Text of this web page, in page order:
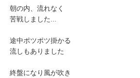
朝の内、流れなく
苦戦しました...
途中ポツポツ掛かる
流しもありました
終盤になり風が吹き